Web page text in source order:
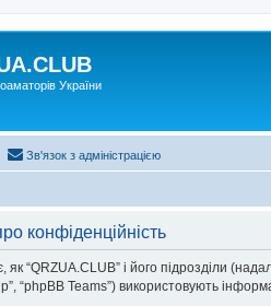
України
Зв'язок з адміністрацією
конфіденційність
“QRZUA.CLUB” і його підрозділи
“phpBB Teams”) використовують